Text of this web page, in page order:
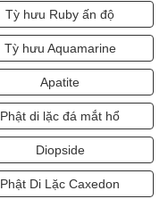
Tỳ hưu Ruby ấn độ
Tỳ hưu Aquamarine
Apatite
Phật di lặc đá mắt hổ
Diopside
Phật Di Lặc Caxedon